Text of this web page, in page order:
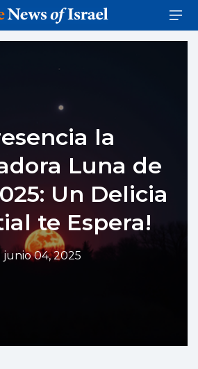
la
Luna de
Un Delicia
te Espera!
junio 04, 2025